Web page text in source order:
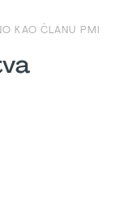
KAO ČLANU PMI